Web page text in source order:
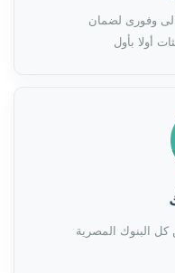
وفورى لضمان
أولا بأول
البنوك المصرية